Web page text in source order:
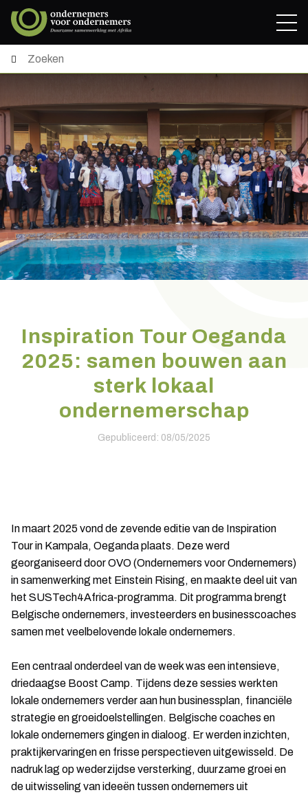
Inspiration Tour Oeganda
2025: samen bouwen aan
sterk lokaal
ondernemerschap
Gepubliceerd: 08/05/2025
In maart 2025 vond de zevende editie van de Inspiration
Tour in Kampala, Oeganda plaats. Deze werd
georganiseerd door OVO (Ondernemers voor Ondernemers)
in samenwerking met Einstein Rising, en maakte deel uit van
het SUSTech4Africa-programma. Dit programma brengt
Belgische ondernemers, investeerders en businesscoaches
samen met veelbelovende lokale ondernemers.
Een centraal onderdeel van de week was een intensieve,
driedaagse Boost Camp. Tijdens deze sessies werkten
lokale ondernemers verder aan hun businessplan, financiële
strategie en groeidoelstellingen. Belgische coaches en
lokale ondernemers gingen in dialoog. Er werden inzichten,
praktijkervaringen en frisse perspectieven uitgewisseld. De
nadruk lag op wederzijdse versterking, duurzame groei en
de uitwisseling van ideeën tussen ondernemers uit